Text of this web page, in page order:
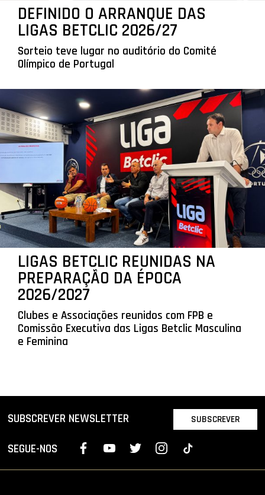
DEFINIDO O ARRANQUE DAS
LIGAS BETCLIC 2026/27
Sorteio teve lugar no auditório do Comité
Olímpico de Portugal
LIGAS BETCLIC REUNIDAS NA
PREPARAÇÃO DA ÉPOCA
2026/2027
Clubes e Associações reunidos com FPB e
Comissão Executiva das Ligas Betclic Masculina
e Feminina
SUBSCREVER NEWSLETTER SUBSCREVER
SEGUE-NOS